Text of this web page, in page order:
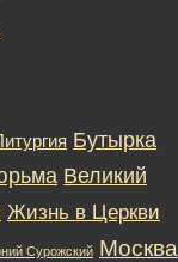
Бутырка
Великий
Жизнь в Церкви
Сурожский Москва